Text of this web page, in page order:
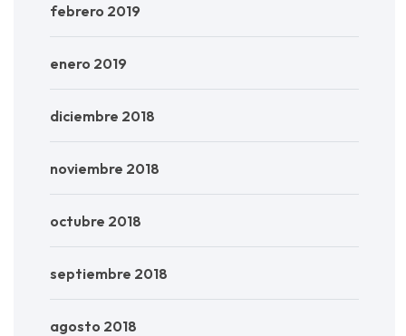
febrero 2019
enero 2019
diciembre 2018
noviembre 2018
octubre 2018
septiembre 2018
agosto 2018